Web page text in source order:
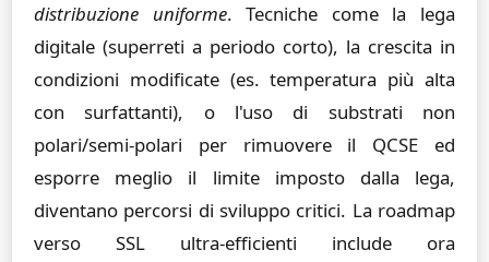
distribuzione uniforme. Tecniche come la lega
digitale (superreti a periodo corto), la crescita in
condizioni modificate (es. temperatura più alta
con surfattanti), o l'uso di substrati non
polari/semi-polari per rimuovere il QCSE ed
esporre meglio il limite imposto dalla lega,
diventano percorsi di sviluppo critici. La roadmap
verso SSL ultra-efficienti include ora